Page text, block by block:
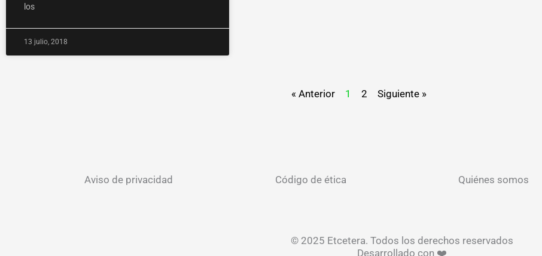
los
13 julio, 2018
« Anterior 1 2 Siguiente »
Aviso de privacidad Código de ética Quiénes somos
© 2025 Etcetera. Todos los derechos reservados
Desarrollado con ❤️